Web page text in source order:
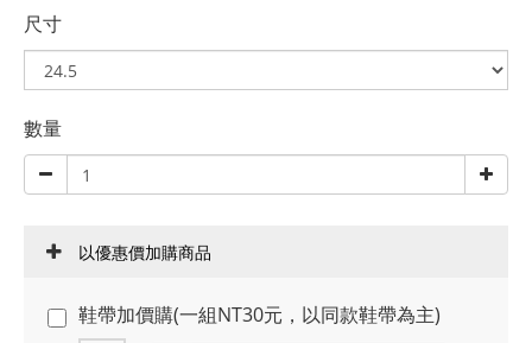
尺寸
數量
以優惠價加購商品
鞋帶加價購(一組NT30元，以同款鞋帶為主)